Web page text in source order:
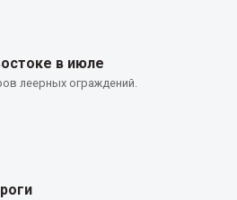
в июле
леерных ограждений.